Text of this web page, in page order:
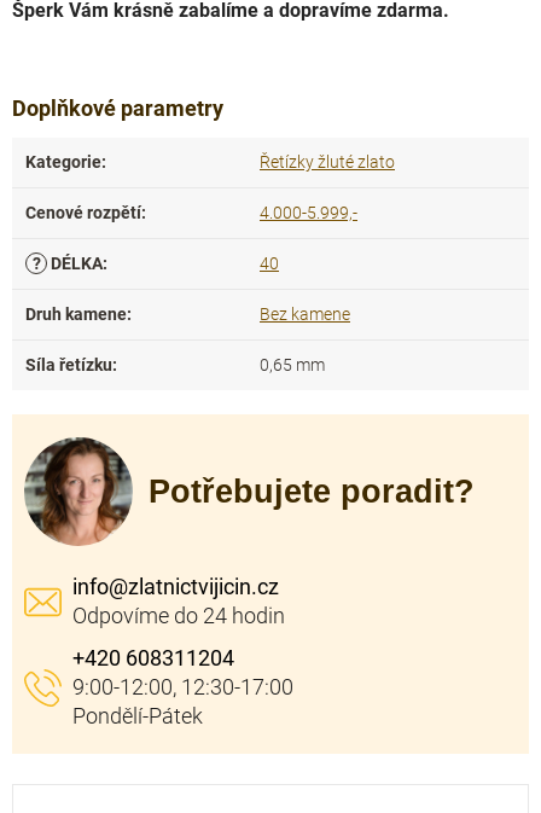
Šperk Vám krásně zabalíme a dopravíme zdarma.
Doplňkové parametry
Kategorie: Řetízky žluté zlato
Cenové rozpětí: 4.000-5.999,-
? DÉLKA: 40
Druh kamene: Bez kamene
Síla řetízku: 0,65 mm
Potřebujete poradit?
info@zlatnictvijicin.cz
+420 608311204